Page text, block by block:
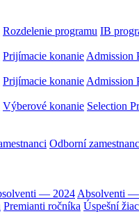
Rozdelenie programu IB
Prijímacie konanie Admission
Prijímacie konanie Admission
Výberové konanie Selection
Odborní
— 2024 Absolventi
Premianti ročníka Úspešní